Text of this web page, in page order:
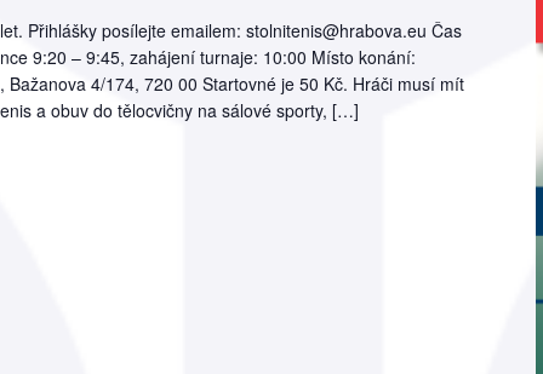
Přihlášky posílejte emailem: stolnitenis@hrabova.eu Čas
9:20 – 9:45, zahájení turnaje: 10:00 Místo konání:
4/174, 720 00 Startovné je 50 Kč. Hráči musí mít
a obuv do tělocvičny na sálové sporty, […]